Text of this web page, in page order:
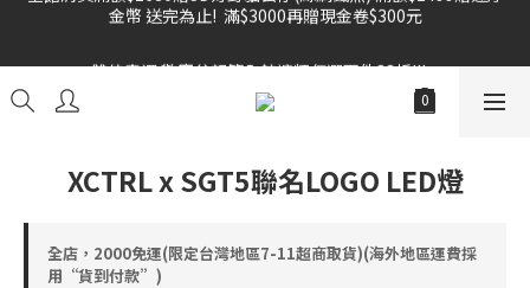
雙倍奉還 歡慶父親節全館褲類任選兩件88折!!!
XCTRL x SGT5聯名LOGO LED燈
全店，2000免運(限定台灣地區7-11超商取貨)(海外地區運費採
用“貨到付款”)